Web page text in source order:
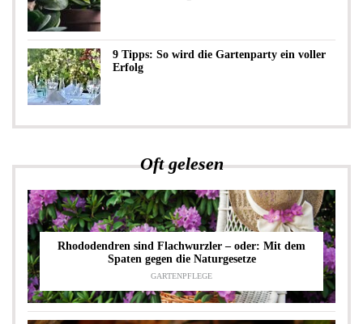
9 Tipps: So wird die Gartenparty ein voller
Erfolg
Oft gelesen
Rhododendren sind Flachwurzler – oder: Mit dem
Spaten gegen die Naturgesetze
GARTENPFLEGE